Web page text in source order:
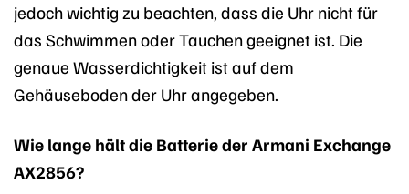
jedoch wichtig zu beachten, dass die Uhr nicht für
das Schwimmen oder Tauchen geeignet ist. Die
genaue Wasserdichtigkeit ist auf dem
Gehäuseboden der Uhr angegeben.
Wie lange hält die Batterie der Armani Exchange
AX2856?